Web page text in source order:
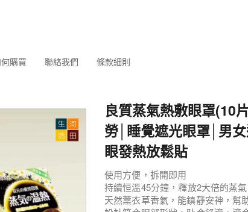
購買 聯絡我們 條款細則
良質蒸氣熱敷眼罩(10
勞│睡覺遮光眼罩│男
眼發熱放鬆貼
使用方便，拆開即用
持續恒溫45分鐘，釋放2大倍的蒸
天然薰衣草香氣，能鎮靜安神，幫